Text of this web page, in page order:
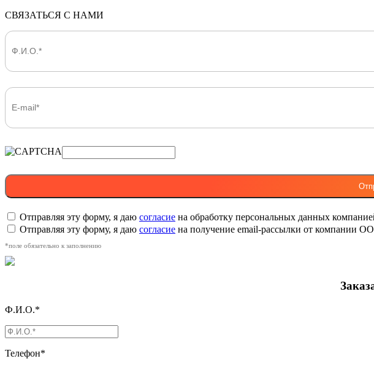
СВЯЗАТЬСЯ С НАМИ
Отправляя эту форму, я даю согласие на обработку персональных данных
Отправляя эту форму, я даю согласие на получение email-рассылки от компании
*поле обязательно к заполнению
Ф.И.О.*
Телефон*